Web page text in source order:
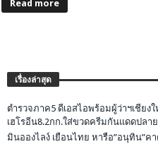
Read more
เรื่องล่าสุด
ตำรวจภาค5 ดีเอสไอพร้อมผู้ว่าฯเชียง
เฮโรอีน8.2กก.ใส่ขวดครีมกันแดดปลาย
มินอองไลง์ เยือนไทย หารือ”อนุทิน”